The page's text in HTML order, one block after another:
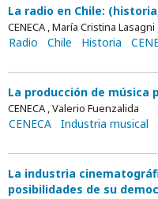
La radio en Chile:
CENECA , María Cristina
Radio Chile Historia
La producción de música
CENECA , Valerio Fuenzalida
CENECA Industria musical
La industria
posibilidades de su